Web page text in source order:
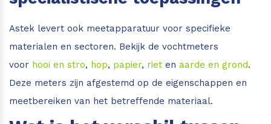
Astek levert ook meetapparatuur voor specifieke
materialen en sectoren. Bekijk de vochtmeters
voor hooi en stro, hop, papier, riet en aarde en grond.
Deze meters zijn afgestemd op de eigenschappen en
meetbereiken van het betreffende materiaal.